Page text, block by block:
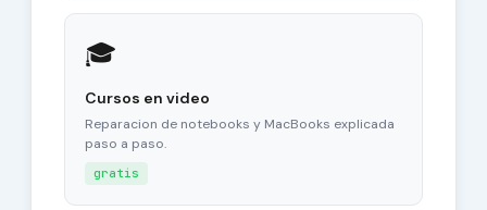
🎓
Cursos en video
Reparacion de notebooks y MacBooks explicada
paso a paso.
gratis